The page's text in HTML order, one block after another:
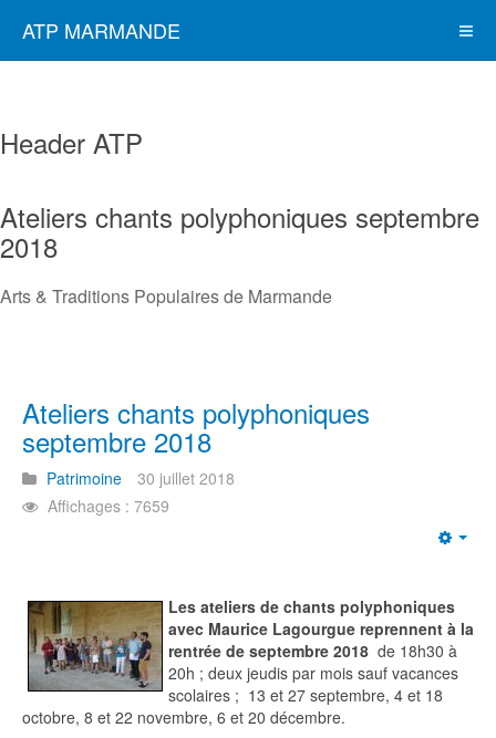
ATP MARMANDE
Header ATP
Ateliers chants polyphoniques septembre
2018
Arts & Traditions Populaires de Marmande
Ateliers chants polyphoniques
septembre 2018
Patrimoine
30 juillet 2018
Affichages : 7659
Les ateliers de chants polyphoniques
avec Maurice Lagourgue reprennent à la
rentrée de septembre 2018 de 18h30 à
20h ; deux jeudis par mois sauf vacances
scolaires ; 13 et 27 septembre, 4 et 18
octobre, 8 et 22 novembre, 6 et 20 décembre.